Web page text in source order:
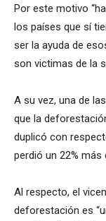
Por este motivo
los países que sí
ser la ayuda de
son victimas de la
A su vez, una de
que la
duplicó con
perdió un 22%
Al respecto, el
deforestación es